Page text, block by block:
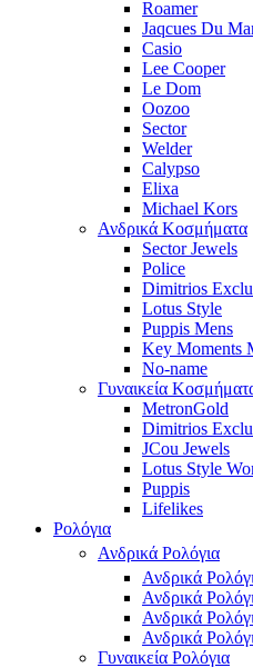
Roamer
Jaqcues Du
Casio
Lee Cooper
Le Dom
Oozoo
Sector
Welder
Calypso
Elixa
Michael Kors
Ανδρικά Κοσμήματα
Sector Jewels
Police
Dimitrios
Lotus Style
Puppis Mens
Key Moments
No-name
Γυναικεία
MetronGold
Dimitrios
JCou Jewels
Lotus Style
Puppis
Lifelikes
Ρολόγια
Ανδρικά Ρολόγια
Ανδρικά
Ανδρικά
Ανδρικά
Ανδρικά
Γυναικεία Ρολόγια